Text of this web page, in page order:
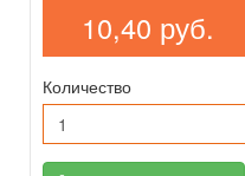
10,40 руб.
Количество